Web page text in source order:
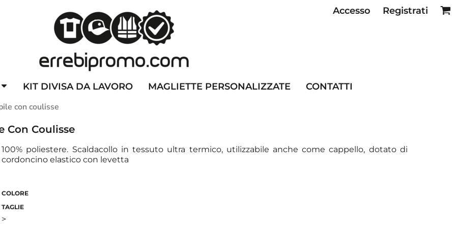
Accesso Registrati
KIT DIVISA DA LAVORO MAGLIETTE PERSONALIZZATE CONTATTI
con coulisse
Con Coulisse
100% poliestere. Scaldacollo in tessuto ultra termico, utilizzabile anche come cappello, dotato di
cordoncino elastico con levetta
COLORE
TAGLIE
>
CAPPELLINI PERSONALIZZATI ALTA VISIBILITA'